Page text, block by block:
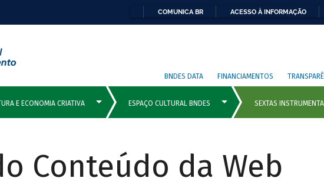
COMUNICA BR ACESSO À INFORMAÇÃO
BNDES DATA FINANCIAMENTOS
Conteúdo da Web